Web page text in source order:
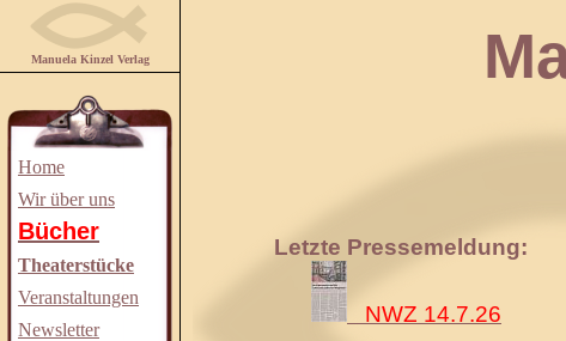
Manuela Kinzel Verlag
Home
Wir über uns
Bücher
Theaterstücke
Veranstaltungen
Newsletter
Letzte Pressemeldung:
NWZ 14.7.26